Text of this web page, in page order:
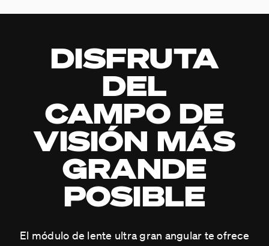
DISFRUTA
DEL
CAMPO DE
VISIÓN MÁS
GRANDE
POSIBLE
El módulo de lente ultra gran angular te ofrece